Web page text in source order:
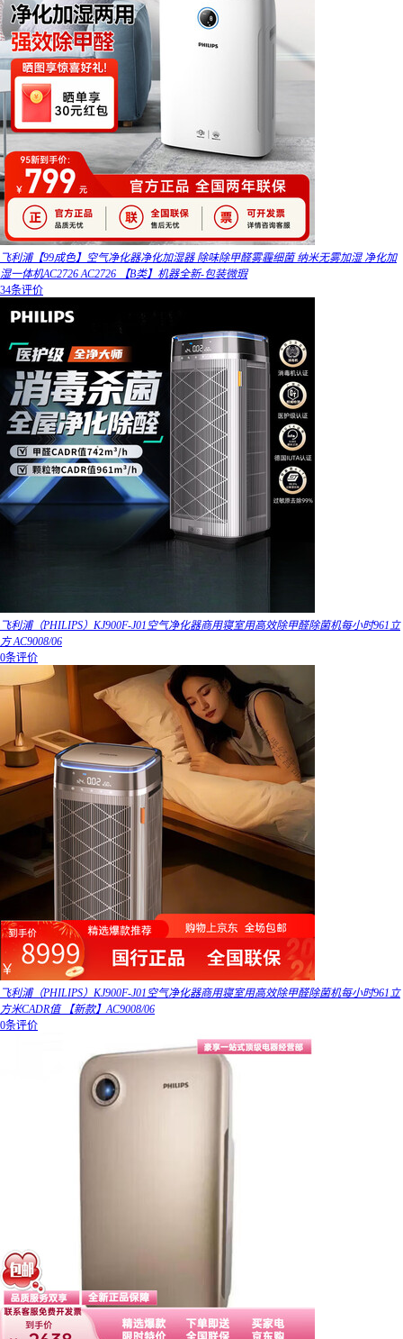
飞利浦【99成色】空气净化器净化加湿器 除味除甲醛雾霾细菌 纳米无雾加湿 净化加
湿一体机AC2726 AC2726 【B类】机器全新-包装微瑕
34条评价
飞利浦（PHILIPS）KJ900F-J01空气净化器商用寝室用高效除甲醛除菌机每小时961立
方 AC9008/06
0条评价
飞利浦（PHILIPS）KJ900F-J01空气净化器商用寝室用高效除甲醛除菌机每小时961立
方米CADR值 【新款】AC9008/06
0条评价